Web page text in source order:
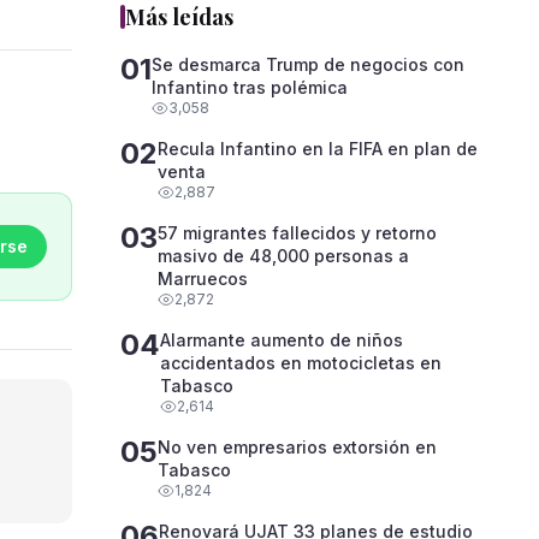
Más leídas
01Se desmarca Trump de negocios con
Infantino tras polémica
3,058
02Recula Infantino en la FIFA en plan de
venta
2,887
0357 migrantes fallecidos y retorno
masivo de 48,000 personas a
Marruecos
2,872
04Alarmante aumento de niños
accidentados en motocicletas en
Tabasco
2,614
05No ven empresarios extorsión en
Tabasco
1,824
Renovará UJAT 33 planes de estudio